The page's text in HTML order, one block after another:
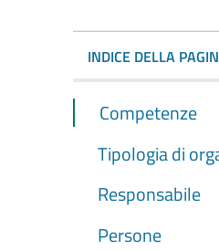
INDICE DELLA
Competenze
Tipologia di
Responsabile
Persone